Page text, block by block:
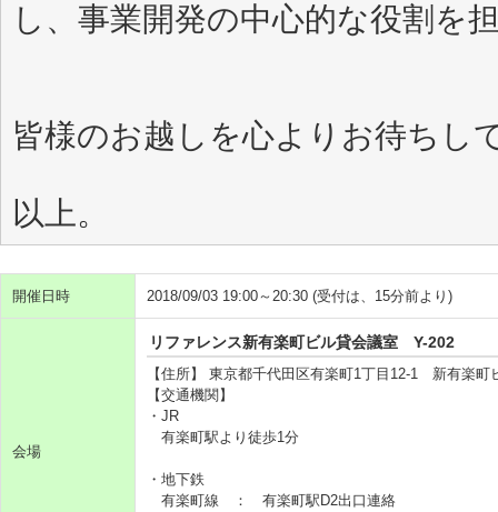
し、事業開発の中心的な役割を
皆様のお越しを心よりお待ちし
以上。
開催日時 2018/09/03 19:00～20:30 (受付は、15分前より)
会場
リファレンス新有楽町ビル貸会議室 Y-202
【住所】 東京都千代田区有楽町1丁目12-1 新有楽
【交通機関】
・JR
有楽町駅より徒歩1分
・地下鉄
有楽町線 ： 有楽町駅D2出口連絡